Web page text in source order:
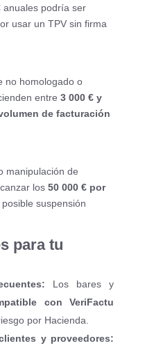
anuales podría ser
usar un TPV sin firma
no homologado o
entre 3 000 € y
de facturación
manipulación de
los 50 000 € por
suspensión
para tu
Los bares y
con VeriFactu
por Hacienda.
y proveedores: